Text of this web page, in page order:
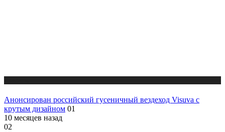
Анонсирован российский гусеничный вездеход Visuva с
крутым дизайном 01
10 месяцев назад
02